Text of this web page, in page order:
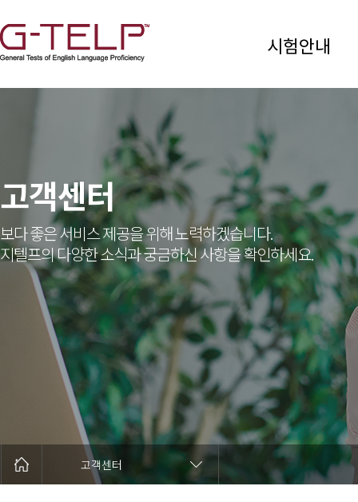
시험안내
고객센터
보다 좋은 서비스 제공을 위해 노력하겠습니다.
지텔프의 다양한 소식과 궁금하신 사항을 확인하세요.
고객센터